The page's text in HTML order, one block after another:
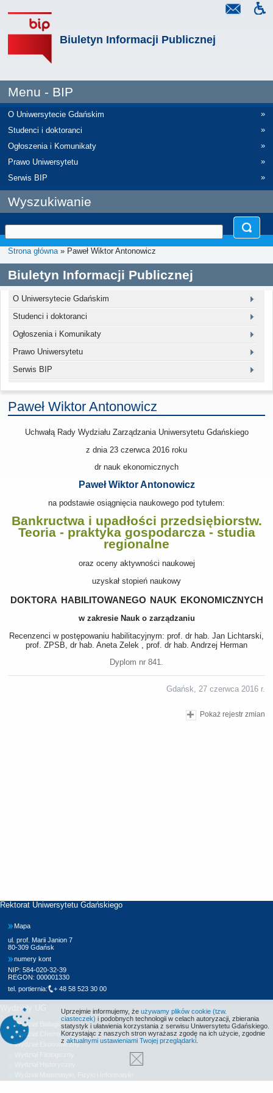
Biuletyn Informacji Publicznej
Menu - BIP
O Uniwersytecie Gdańskim
»
Studenci i doktoranci
»
Ogłoszenia i Komunikaty
»
Prawo Uniwersytetu
»
Serwis BIP
»
Wyszukiwanie
Strona główna» Paweł Wiktor Antonowicz
Biuletyn Informacji Publicznej
O Uniwersytecie Gdańskim
Studenci i doktoranci
Ogłoszenia i Komunikaty
Prawo Uniwersytetu
Serwis BIP
Paweł Wiktor Antonowicz
Uchwałą Rady Wydziału Zarządzania Uniwersytetu Gdańskiego
z dnia 23 czerwca 2016 roku
dr nauk ekonomicznych
Paweł Wiktor Antonowicz
na podstawie osiągnięcia naukowego pod tytułem:
Bankructwa i upadłości przedsiębiorstw.
Teoria - praktyka gospodarcza - studia
regionalne
oraz oceny aktywności naukowej
uzyskał stopień naukowy
doktora habilitowanego nauk ekonomicznych
w zakresie Nauk o zarządzaniu
Recenzenci w postępowaniu habilitacyjnym: prof. dr hab. Jan Lichtarski,
prof. ZPSB, dr hab. Aneta Zelek , prof. dr hab. Andrzej Herman
Dyplom nr 841.
Gdańsk, 27 czerwca 2016 r.
Pokaż rejestr zmian
Rektorat Uniwersytetu Gdańskiego
Mapa
ul. prof. Marii Janion 7
80-309 Gdańsk
numery kont
NIP: 584-020-32-39
REGON: 000001330
tel. portiernia:
+ 48 58 523 30 00
Wydziały UG
Wydział Biologii
Wydział Chemii
Wydział Ekonomiczny
Uprzejmie informujemy, że używamy plików cookie (tzw.
ciasteczek) i podobnych technologii w celach autoryzacji, zbierania
statystyk i ułatwienia korzystania z serwisu Uniwersytetu Gdańskiego.
Korzystając z naszych stron wyrażasz zgodę na ich użycie, zgodnie
z aktualnymi ustawieniami Twojej przeglądarki